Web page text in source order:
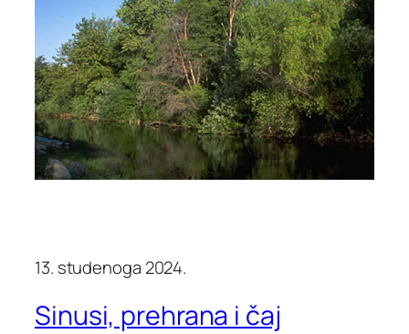
13. studenoga 2024.
Sinusi, prehrana i čaj